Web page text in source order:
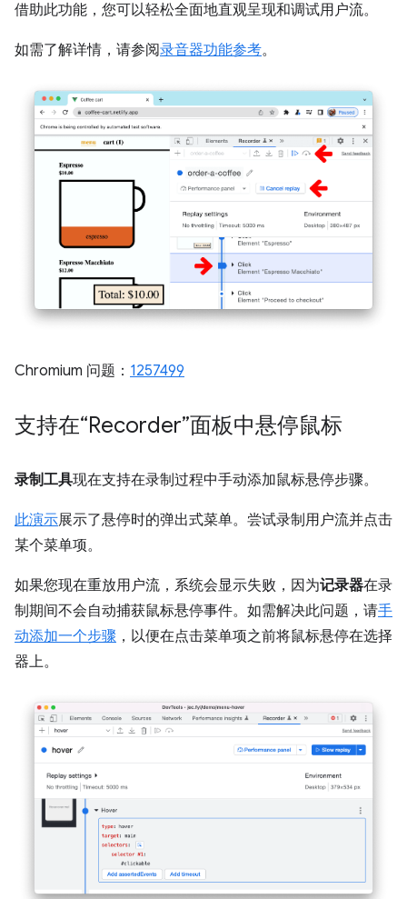
借助此功能，您可以轻松全面地直观呈现和调试用户流。
如需了解详情，请参阅录音器功能参考。
Chromium 问题： 1257499
支持在“Recorder”面板中悬停鼠标
录制工具现在支持在录制过程中手动添加鼠标悬停步骤。
此演示展示了悬停时的弹出式菜单。尝试录制用户流并点击
某个菜单项。
如果您现在重放用户流，系统会显示失败，因为记录器在录
制期间不会自动捕获鼠标悬停事件。如需解决此问题，请手
动添加一个步骤 ，以便在点击菜单项之前将鼠标悬停在选择
器上。